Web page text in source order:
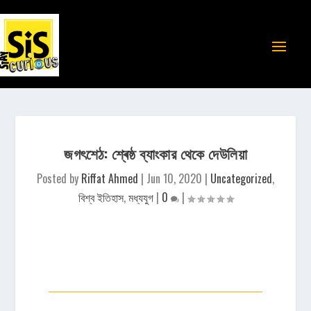
জগৎশেঠ: শ্ৰেষ্ঠ ব্যাংকার থেকে দেউলিয়া
Posted by Riffat Ahmed | Jun 10, 2020 | Uncategorized,
বিশ্ব ইতিহাস,মধ্যযুগ| 0 |